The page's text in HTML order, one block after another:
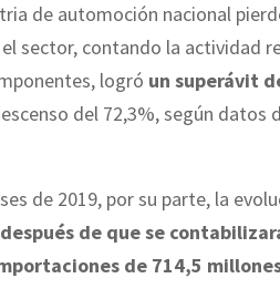
de automoción nacional
sector, contando la actividad
logró un superávit
del 72,3%, según datos
de 2019, por su parte, la
de que se
de 714,5